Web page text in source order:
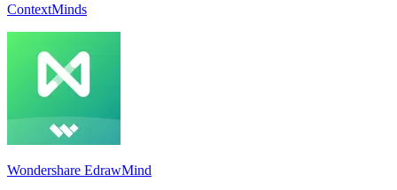
ContextMinds
Wondershare EdrawMind